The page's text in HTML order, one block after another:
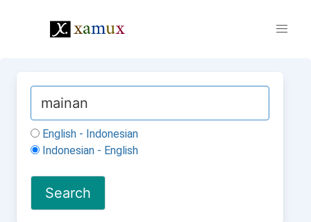
English - Indonesian
Indonesian - English